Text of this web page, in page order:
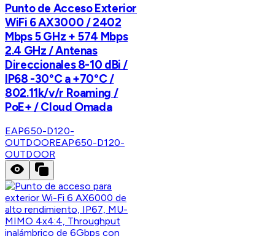
Punto de Acceso Exterior
WiFi 6 AX3000 / 2402
Mbps 5 GHz + 574 Mbps
2.4 GHz / Antenas
Direccionales 8-10 dBi /
IP68 -30°C a +70°C /
802.11k/v/r Roaming /
PoE+ / Cloud Omada
EAP650-D120-
OUTDOOREAP650-D120-
OUTDOOR